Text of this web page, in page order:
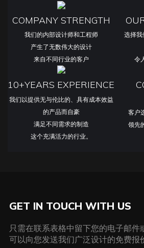
COMPANY STRENGTH
我们的内部设计师和工程师
产生了无数伟大的设计
来自不同行业的客户
选择我
令
10+YEARS EXPERIENCE
我们以提供无与伦比的、具有成本效益
的产品而自豪
满足不同需求的制造
这个充满活力的行业。
客户
领先
GET IN TOUCH WITH US
只需在联系表格中留下您的电子邮件
可以向您发送我们广泛设计的免费报